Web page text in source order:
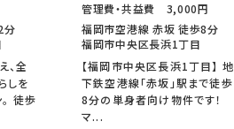
分
、全
しを
徒歩
管理費・共益費 3,000円
福岡市空港線 赤坂 徒歩8分
福岡市中央区長浜1丁目
【福岡市中央区長浜1丁目】 地
下鉄空港線「赤坂」駅まで徒歩
8分の単身者向け物件です！
マ...